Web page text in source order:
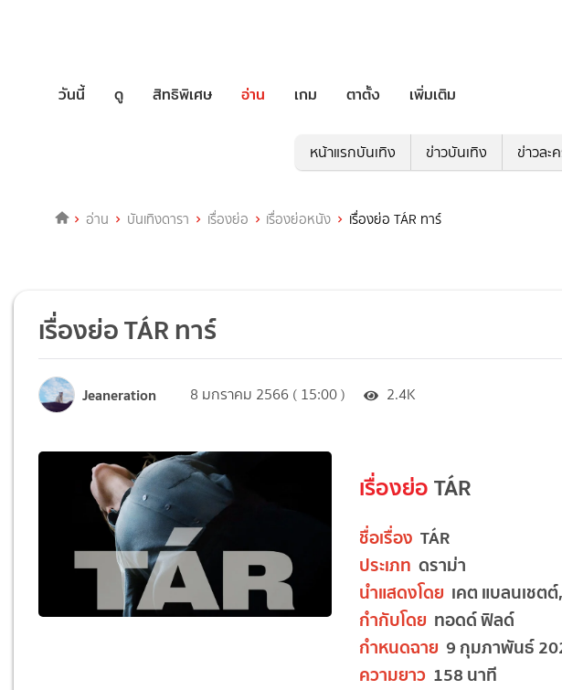
วันนี้ ดู สิทธิพิเศษ อ่าน เกม ตาตั้ง เพิ่มเติม
หน้าแรกบันเทิง ข่าวบันเทิง ข่าวละ
อ่าน บันเทิงดารา เรื่องย่อ เรื่องย่อหนัง เรื่องย่อ TÁR ทาร์
เรื่องย่อ TÁR ทาร์
Jeaneration 8 มกราคม 2566 ( 15:00 ) 2.4K
เรื่องย่อTÁR
ชื่อเรื่อง TÁR
ประเภท ดราม่า
นำแสดงโดย เคต แบลนเชต
กำกับโดย ทอดด์ ฟิลด์
กำหนดฉาย 9 กุมภาพันธ์
ความยาว158 นาที